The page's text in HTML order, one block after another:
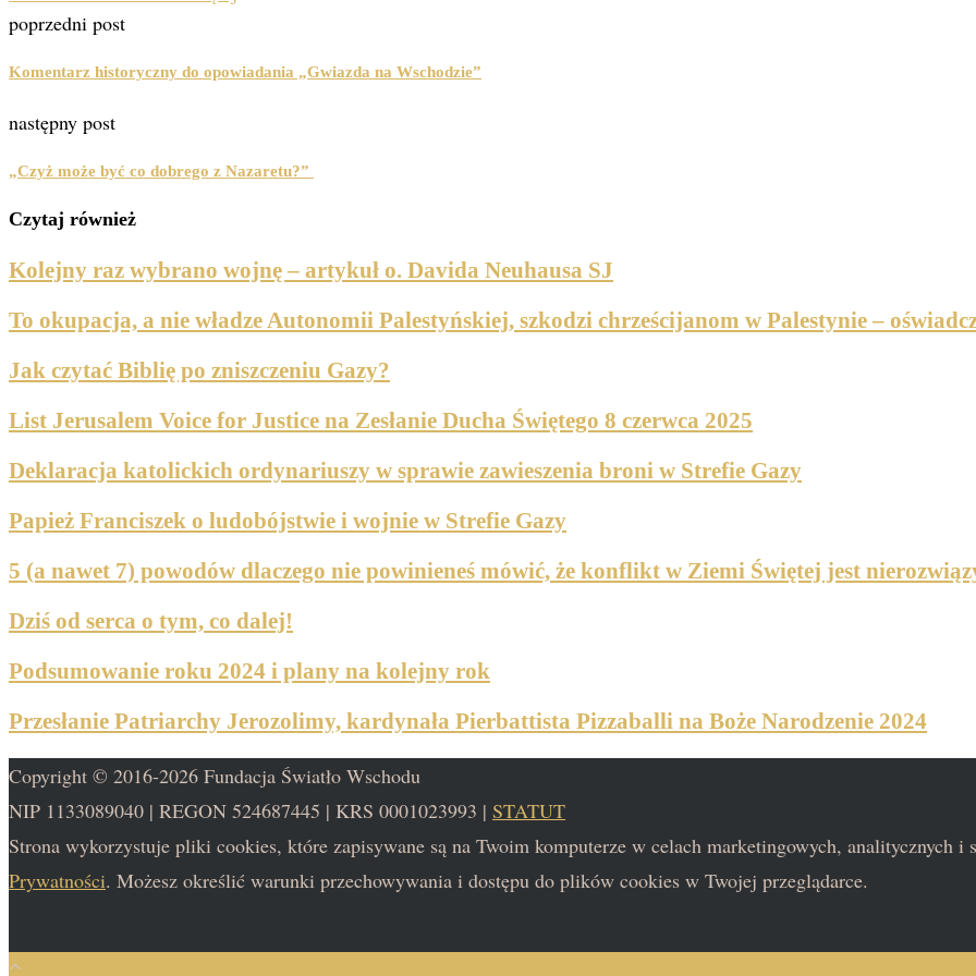
poprzedni post
Komentarz historyczny do opowiadania „Gwiazda na Wschodzie”
następny post
„Czyż może być co dobrego z Nazaretu?”
Czytaj również
Kolejny raz wybrano wojnę – artykuł o. Davida Neuhausa SJ
To okupacja, a nie władze Autonomii Palestyńskiej, szkodzi chrześcijanom w Palestynie –
Jak czytać Biblię po zniszczeniu Gazy?
List Jerusalem Voice for Justice na Zesłanie Ducha Świętego 8 czerwca 2025
Deklaracja katolickich ordynariuszy w sprawie zawieszenia broni w Strefie Gazy
Papież Franciszek o ludobójstwie i wojnie w Strefie Gazy
5 (a nawet 7) powodów dlaczego nie powinieneś mówić, że konflikt w Ziemi Świętej jest
Dziś od serca o tym, co dalej!
Podsumowanie roku 2024 i plany na kolejny rok
Przesłanie Patriarchy Jerozolimy, kardynała Pierbattista Pizzaballi na Boże Narodzenie 2024
Copyright © 2016-2026 Fundacja Światło Wschodu
NIP 1133089040 | REGON 524687445 | KRS 0001023993 | STATUT
Strona wykorzystuje pliki cookies, które zapisywane są na Twoim komputerze w celach marketingowych, analitycznych i
Prywatności. Możesz określić warunki przechowywania i dostępu do plików cookies w Twojej przeglądarce.